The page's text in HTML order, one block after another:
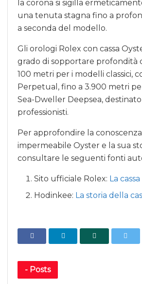
la corona si sigilla
una tenuta stagna fino a
a seconda del modello.
Gli orologi Rolex con cassa
grado di sopportare profondità
100 metri per i modelli classici,
Perpetual, fino a 3.900 metri
Sea-Dweller Deepsea,
professionisti.
Per approfondire la conoscenza
impermeabile Oyster e la sua
consultare le seguenti fonti
Sito ufficiale Rolex: La
Hodinkee: La storia della
- Posts